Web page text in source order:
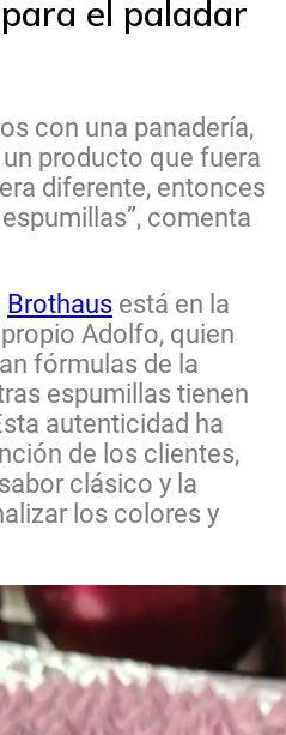
el paladar
con una panadería,
producto que fuera
diferente, entonces
comenta
Brothaus está en la
Adolfo, quien
fórmulas de la
espumillas tienen
autenticidad ha
de los clientes,
clásico y la
los colores y